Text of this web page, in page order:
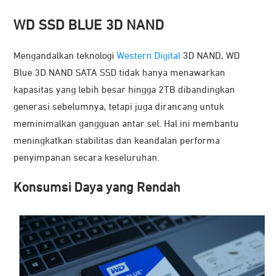
WD SSD BLUE 3D NAND
Mengandalkan teknologi Western Digital 3D NAND, WD
Blue 3D NAND SATA SSD tidak hanya menawarkan
kapasitas yang lebih besar hingga 2TB dibandingkan
generasi sebelumnya, tetapi juga dirancang untuk
meminimalkan gangguan antar sel. Hal ini membantu
meningkatkan stabilitas dan keandalan performa
penyimpanan secara keseluruhan.
Konsumsi Daya yang Rendah